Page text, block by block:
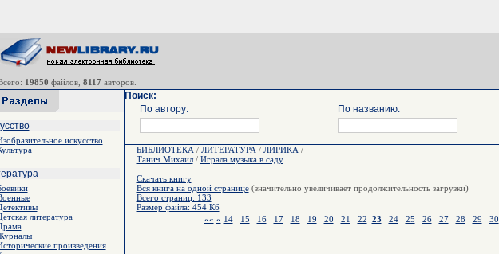
19850 файлов, 8117 авторов.
искусство
литература
произведения
Поиск:
По автору:
По названию:
БИБЛИОТЕКА / ЛИТЕРАТУРА / ЛИРИКА /
Танич Михаил/ Играла музыка в саду
Скачать книгу
Вся книга на одной странице(значительно увеличивает продолжительность загрузки)
Всего страниц: 133
Размер файла: 454 Кб
«« « 14 15 16 17 18 19 20 21 22 23 24 25 26 27 28 29 30